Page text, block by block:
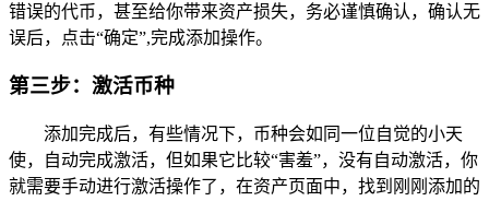
错误的代币，甚至给你带来资产损失，务必谨慎确认，确认无
误后，点击“确定”,完成添加操作。
第三步：激活币种
添加完成后，有些情况下，币种会如同一位自觉的小天
使，自动完成激活，但如果它比较“害羞”，没有自动激活，你
就需要手动进行激活操作了，在资产页面中，找到刚刚添加的